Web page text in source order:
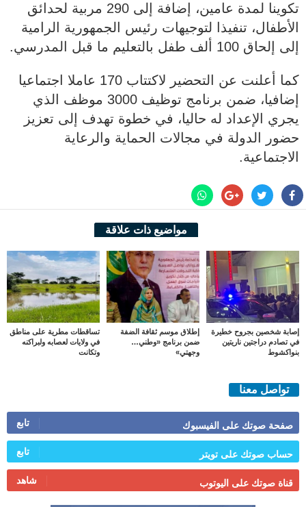
تكوينا لمدة عامين، إضافة إلى 290 مربية لحدائق
الأطفال، تنفيذا لتوجيهات رئيس الجمهورية الرامية
إلى إلحاق 100 ألف طفل بالتعليم ما قبل المدرسي.
كما أعلنت عن التحضير لاكتتاب 170 عاملا اجتماعيا
إضافيا، ضمن برنامج توظيف 3000 موظف الذي
يجري الإعداد له حاليا، في خطوة تهدف إلى تعزيز
حضور الدولة في مجالات الحماية والرعاية
الاجتماعية.
مواضيع ذات علاقة
إصابة شخصين بجروح خطيرة
في تصادم دراجتين ناريتين
بنواكشوط
إطلاق موسم ثقافة الضفة
ضمن برنامج «وطني…
وجهتي»
تساقطات مطرية على مناطق
في ولايات لعصابه ولبراكنه
وتكانت
تواصل معنا
صفحة صوتك على الفيسبوك تابع
حساب صوتك على تويتر تابع
قناة صوتك على اليوتوب شاهد